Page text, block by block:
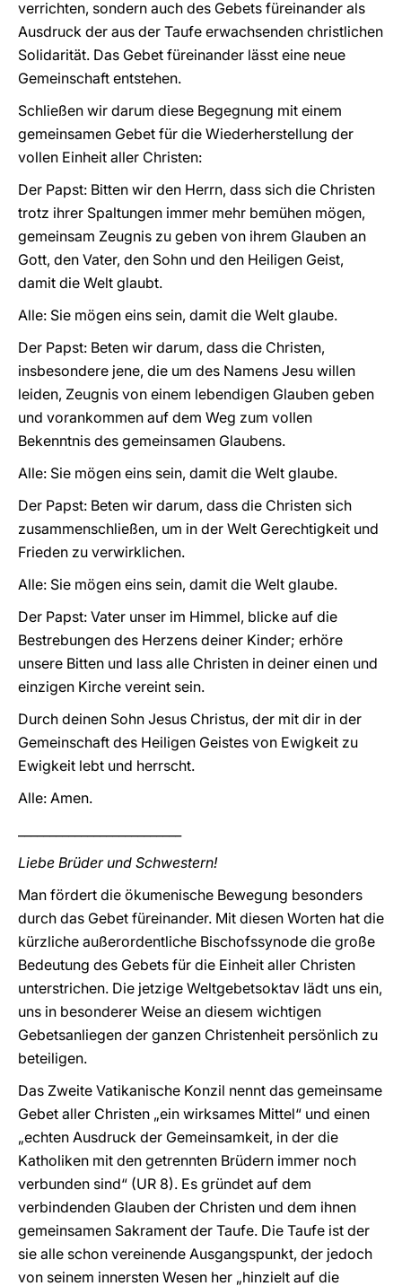
verrichten, sondern auch des Gebets füreinander als
Ausdruck der aus der Taufe erwachsenden christlichen
Solidarität. Das Gebet füreinander lässt eine neue
Gemeinschaft entstehen.
Schließen wir darum diese Begegnung mit einem
gemeinsamen Gebet für die Wiederherstellung der
vollen Einheit aller Christen:
Der Papst: Bitten wir den Herrn, dass sich die Christen
trotz ihrer Spaltungen immer mehr bemühen mögen,
gemeinsam Zeugnis zu geben von ihrem Glauben an
Gott, den Vater, den Sohn und den Heiligen Geist,
damit die Welt glaubt.
Alle: Sie mögen eins sein, damit die Welt glaube.
Der Papst: Beten wir darum, dass die Christen,
insbesondere jene, die um des Namens Jesu willen
leiden, Zeugnis von einem lebendigen Glauben geben
und vorankommen auf dem Weg zum vollen
Bekenntnis des gemeinsamen Glaubens.
Alle: Sie mögen eins sein, damit die Welt glaube.
Der Papst: Beten wir darum, dass die Christen sich
zusammenschließen, um in der Welt Gerechtigkeit und
Frieden zu verwirklichen.
Alle: Sie mögen eins sein, damit die Welt glaube.
Der Papst: Vater unser im Himmel, blicke auf die
Bestrebungen des Herzens deiner Kinder; erhöre
unsere Bitten und lass alle Christen in deiner einen und
einzigen Kirche vereint sein.
Durch deinen Sohn Jesus Christus, der mit dir in der
Gemeinschaft des Heiligen Geistes von Ewigkeit zu
Ewigkeit lebt und herrscht.
Alle: Amen.
Liebe Brüder und Schwestern!
Man fördert die ökumenische Bewegung besonders
durch das Gebet füreinander. Mit diesen Worten hat die
kürzliche außerordentliche Bischofssynode die große
Bedeutung des Gebets für die Einheit aller Christen
unterstrichen. Die jetzige Weltgebetsoktav lädt uns ein,
uns in besonderer Weise an diesem wichtigen
Gebetsanliegen der ganzen Christenheit persönlich zu
beteiligen.
Das Zweite Vatikanische Konzil nennt das gemeinsame
Gebet aller Christen „ein wirksames Mittel“ und einen
„echten Ausdruck der Gemeinsamkeit, in der die
Katholiken mit den getrennten Brüdern immer noch
verbunden sind“ (UR 8). Es gründet auf dem
verbindenden Glauben der Christen und dem ihnen
gemeinsamen Sakrament der Taufe. Die Taufe ist der
sie alle schon vereinende Ausgangspunkt, der jedoch
von seinem innersten Wesen her „hinzielt auf die